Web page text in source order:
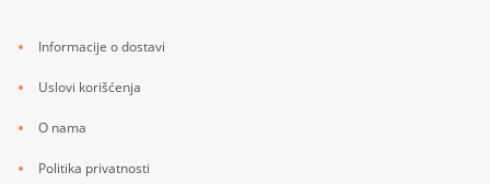
Informacije o dostavi
Uslovi korišćenja
O nama
Politika privatnosti